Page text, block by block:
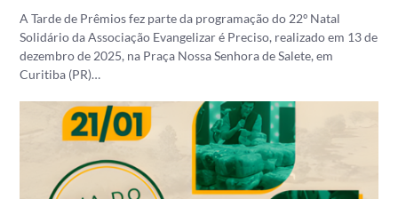
A Tarde de Prêmios fez parte da programação do 22º Natal
Solidário da Associação Evangelizar é Preciso, realizado em 13 de
dezembro de 2025, na Praça Nossa Senhora de Salete, em
Curitiba (PR)…